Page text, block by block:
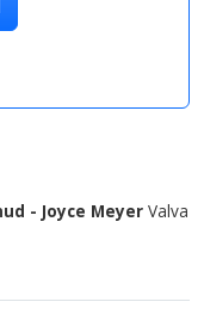
- Joyce Meyer Valva